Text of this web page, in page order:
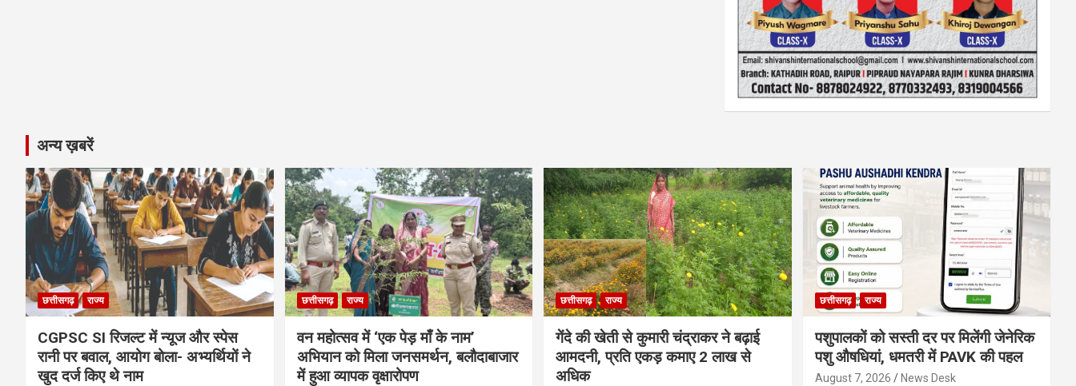
अन्य ख़बरें
छत्तीसगढ़ राज्य
CGPSC SI रिजल्ट में न्यूज और स्पेस
रानी पर बवाल, आयोग बोला- अभ्यर्थियों ने
खुद दर्ज किए थे नाम
छत्तीसगढ़ राज्य
वन महोत्सव में ‘एक पेड़ माँ के नाम’
अभियान को मिला जनसमर्थन, बलौदाबाजार
में हुआ व्यापक वृक्षारोपण
छत्तीसगढ़ राज्य
गेंदे की खेती से कुमारी चंद्राकर ने बढ़ाई
आमदनी, प्रति एकड़ कमाए 2 लाख से
अधिक
छत्तीसगढ़ राज्य
पशुपालकों को सस्ती दर पर मिलेंगी जेनेरिक
पशु औषधियां, धमतरी में PAVK की पहल
August 7, 2026 News Desk